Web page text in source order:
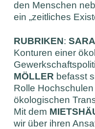
den Menschen
ein „zeitliches
RUBRIKEN:
Konturen einer
MÖLLER befasst
Rolle
ökologischen
Mit dem
wir über ihren